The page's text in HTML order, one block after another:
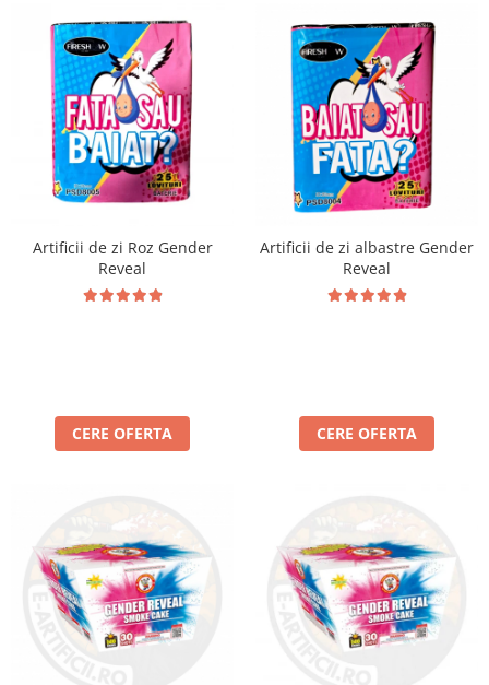
Artificii de zi Roz Gender
Reveal
CERE OFERTA
Artificii de zi albastre Gender
Reveal
CERE OFERTA